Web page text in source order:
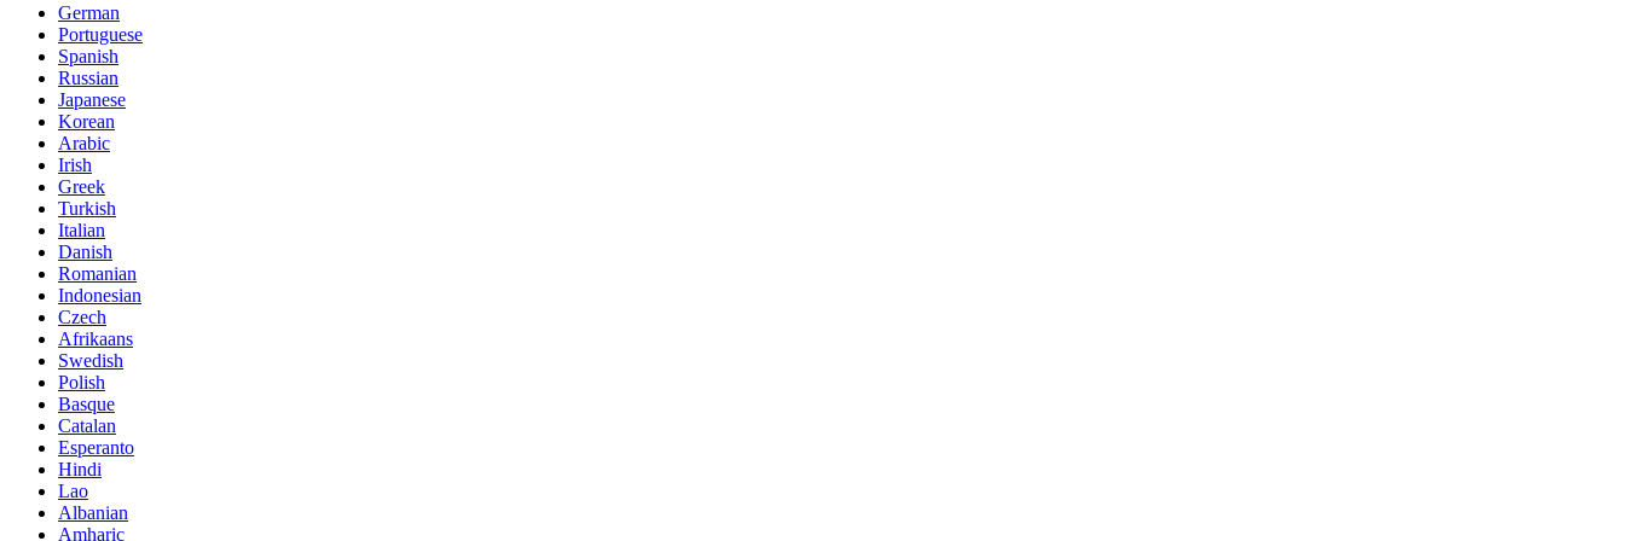
German
Portuguese
Spanish
Russian
Japanese
Korean
Arabic
Irish
Greek
Turkish
Italian
Danish
Romanian
Indonesian
Czech
Afrikaans
Swedish
Polish
Basque
Catalan
Esperanto
Hindi
Lao
Albanian
Amharic